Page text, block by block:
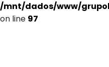
/mnt/dados/www/
on line 97